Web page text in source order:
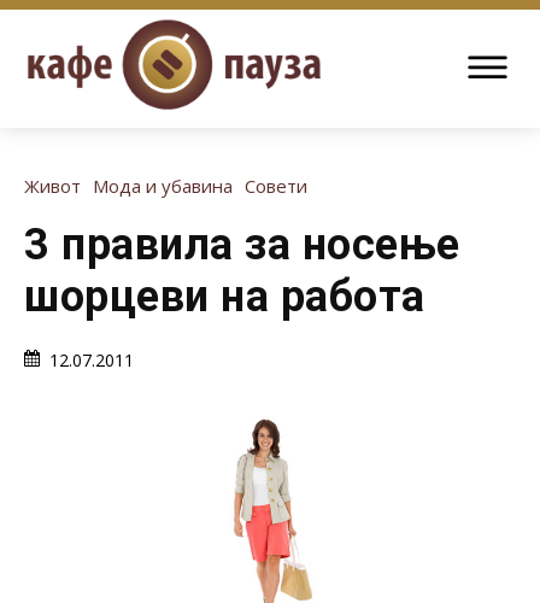
Живот Мода и убавина Совети
3 правила за носење
шорцеви на работа
12.07.2011